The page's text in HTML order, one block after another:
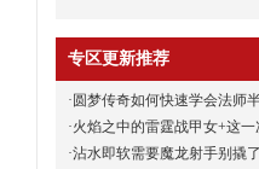
专区更新推荐
·圆梦传奇如何快速学会法师
·火焰之中的雷霆战甲女+这一
·沾水即软需要魔龙射手别撬